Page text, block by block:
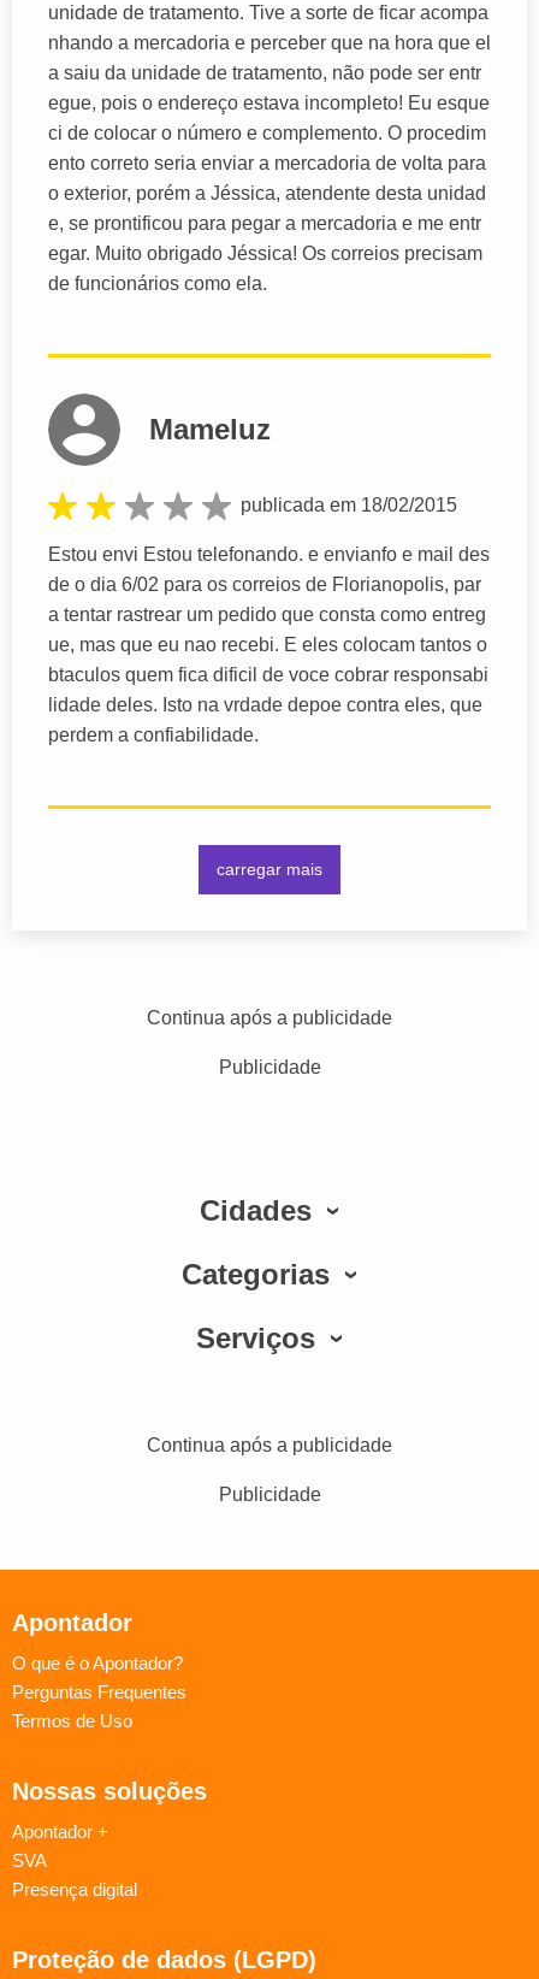
unidade de tratamento. Tive a sorte de ficar acompa
nhando a mercadoria e perceber que na hora que el
a saiu da unidade de tratamento, não pode ser entr
egue, pois o endereço estava incompleto! Eu esque
ci de colocar o número e complemento. O procedim
ento correto seria enviar a mercadoria de volta para
o exterior, porém a Jéssica, atendente desta unidad
e, se prontificou para pegar a mercadoria e me entr
egar. Muito obrigado Jéssica! Os correios precisam
de funcionários como ela.
Mameluz
publicada em 18/02/2015
Estou envi Estou telefonando. e envianfo e mail des
de o dia 6/02 para os correios de Florianopolis, par
a tentar rastrear um pedido que consta como entreg
ue, mas que eu nao recebi. E eles colocam tantos o
btaculos quem fica dificil de voce cobrar responsabi
lidade deles. Isto na vrdade depoe contra eles, que
perdem a confiabilidade.
carregar mais
Continua após a publicidade
Publicidade
Cidades
Categorias
Serviços
Continua após a publicidade
Publicidade
Apontador
O que é o Apontador?
Perguntas Frequentes
Termos de Uso
Nossas soluções
Apontador +
SVA
Presença digital
Proteção de dados (LGPD)